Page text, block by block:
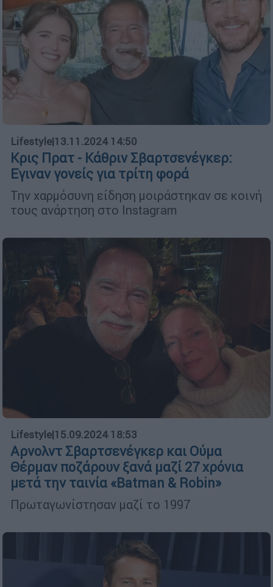
Lifestyle|13.11.2024 14:50
Κρις Πρατ - Κάθριν Σβαρτσενέγκερ:
Εγιναν γονείς για τρίτη φορά
Την χαρμόσυνη είδηση μοιράστηκαν σε κοινή
τους ανάρτηση στο Instagram
Lifestyle|15.09.2024 18:53
Αρνολντ Σβαρτσενέγκερ και Ούμα
Θέρμαν ποζάρουν ξανά μαζί 27 χρόνια
μετά την ταινία «Batman & Robin»
Πρωταγωνίστησαν μαζί το 1997